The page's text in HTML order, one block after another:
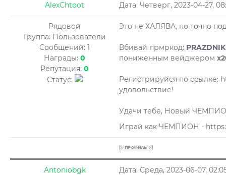
AlexChtoot Дата: Четверг, 2023-04-27,
Рядовой
Группа: Пользователи
Сообщений: 1
Награды: 0
Репутация: 0
Статус:
Это не ХАЛЯВА, но точно
Вбивай прмркод: PRAZDNIK
пониженным вейджером
Регистрируйся по ссылке:
удовольствие!
Удачи тебе, Новый
Играй как ЧЕМПИОН -
Antoniobgk Дата: Среда, 2023-06-07,